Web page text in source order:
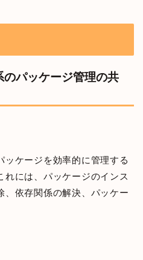
パッケージ管理の共
ッケージを効率的に管理する
れには、パッケージのインス
、依存関係の解決、パッケー